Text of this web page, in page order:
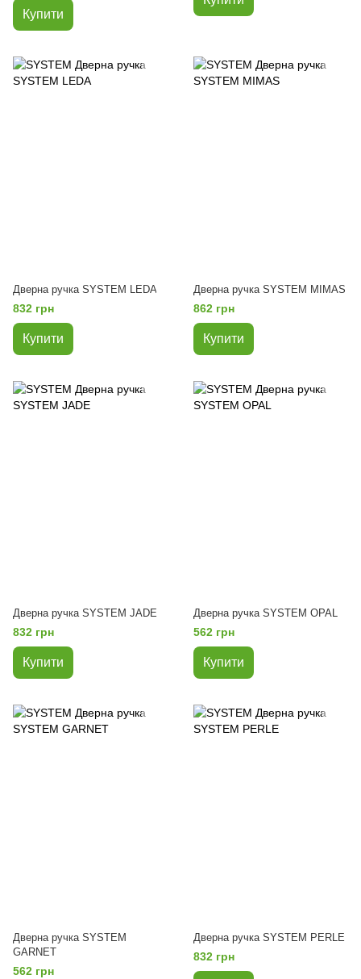
Купити
Дверна ручка SYSTEM LEDA
832 грн
Купити
Дверна ручка SYSTEM MIMAS
862 грн
Купити
Дверна ручка SYSTEM JADE
832 грн
Купити
Дверна ручка SYSTEM OPAL
562 грн
Купити
Дверна ручка SYSTEM
GARNET
562 грн
Дверна ручка SYSTEM PERLE
832 грн